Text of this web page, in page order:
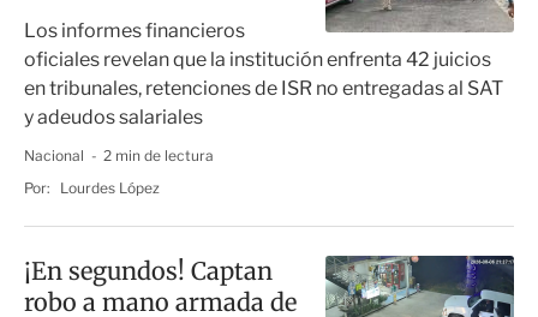
Los informes financieros
oficiales revelan que la institución enfrenta 42 juicios
en tribunales, retenciones de ISR no entregadas al SAT
y adeudos salariales
Nacional
2 min de lectura
Por:
Lourdes López
¡En segundos! Captan
robo a mano armada de